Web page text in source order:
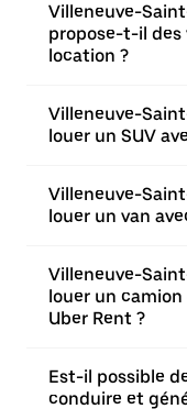
Villeneuve-
propose-t-il des
location ?
Villeneuve-
louer un SUV
Villeneuve-
louer un van
Villeneuve-
louer un
Uber Rent ?
Est-il possible
conduire et